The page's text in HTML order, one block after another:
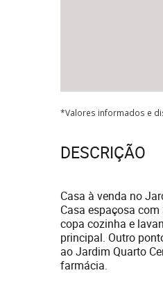
*Valores informados e
DESCRIÇÃO
Casa à venda no
Casa espaçosa
copa cozinha e
principal. Outro
ao Jardim Quarto
farmácia.